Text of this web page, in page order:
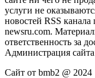
услуги не
новостей RSS канала
newsru.com.
ответственность за
Администрация сайта
Сайт от bmb2 @ 2024